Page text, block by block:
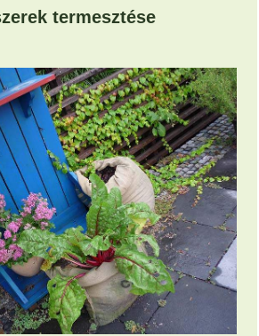
termesztése